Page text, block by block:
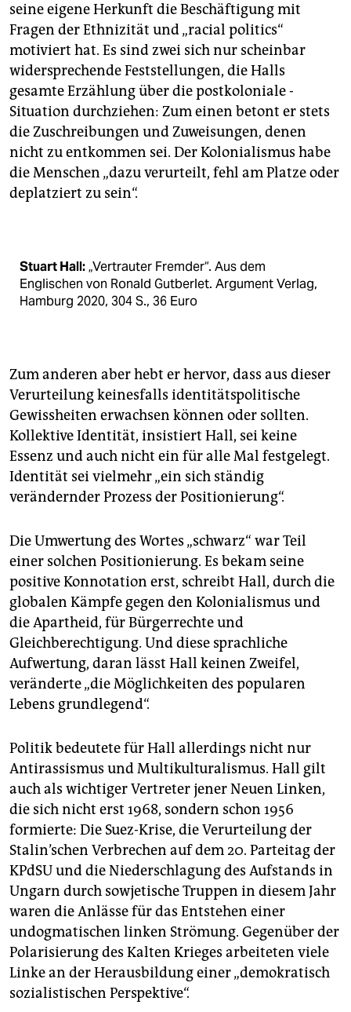
seine eigene Herkunft die Beschäftigung mit
Fragen der Ethnizität und „racial politics“
motiviert hat. Es sind zwei sich nur scheinbar
widersprechende Feststellungen, die Halls
gesamte Erzählung über die postkoloniale ­
Situation durchziehen: Zum einen betont er stets
die Zuschreibungen und Zuweisungen, denen
nicht zu entkommen sei. Der Kolonialismus habe
die Menschen „dazu verurteilt, fehl am Platze oder
deplatziert zu sein“.
Stuart Hall:„Vertrauter Fremder“. Aus dem
Englischen von Ronald Gutberlet. Argument Verlag,
Hamburg 2020, 304 S., 36 Euro
Zum anderen aber hebt er hervor, dass aus dieser
Verurteilung keinesfalls identitätspolitische
Gewissheiten erwachsen können oder sollten.
Kollektive Identität, insistiert Hall, sei keine
Essenz und auch nicht ein für alle Mal festgelegt.
Identität sei vielmehr „ein sich ständig
verändernder Prozess der Positionierung“.
Die Umwertung des Wortes „schwarz“ war Teil
einer solchen Positionierung. Es bekam seine
positive Konnotation erst, schreibt Hall, durch die
globalen Kämpfe gegen den Kolonialismus und
die Apartheid, für Bürgerrechte und
Gleichberechtigung. Und diese sprachliche
Aufwertung, daran lässt Hall keinen Zweifel,
veränderte „die Möglichkeiten des popularen
Lebens grundlegend“.
Politik bedeutete für Hall allerdings nicht nur
Antirassismus und Multikulturalismus. Hall gilt
auch als wichtiger Vertreter jener Neuen Linken,
die sich nicht erst 1968, sondern schon 1956
formierte: Die Suez-Krise, die Verurteilung der
Stalin’schen Verbrechen auf dem 20. Parteitag der
KPdSU und die Niederschlagung des Aufstands in
Ungarn durch sowjetische Truppen in diesem Jahr
waren die Anlässe für das Entstehen einer
undogmatischen linken Strömung. Gegenüber der
Polarisierung des Kalten Krieges arbeiteten viele
Linke an der Herausbildung einer „demokratisch
sozialistischen Perspektive“.